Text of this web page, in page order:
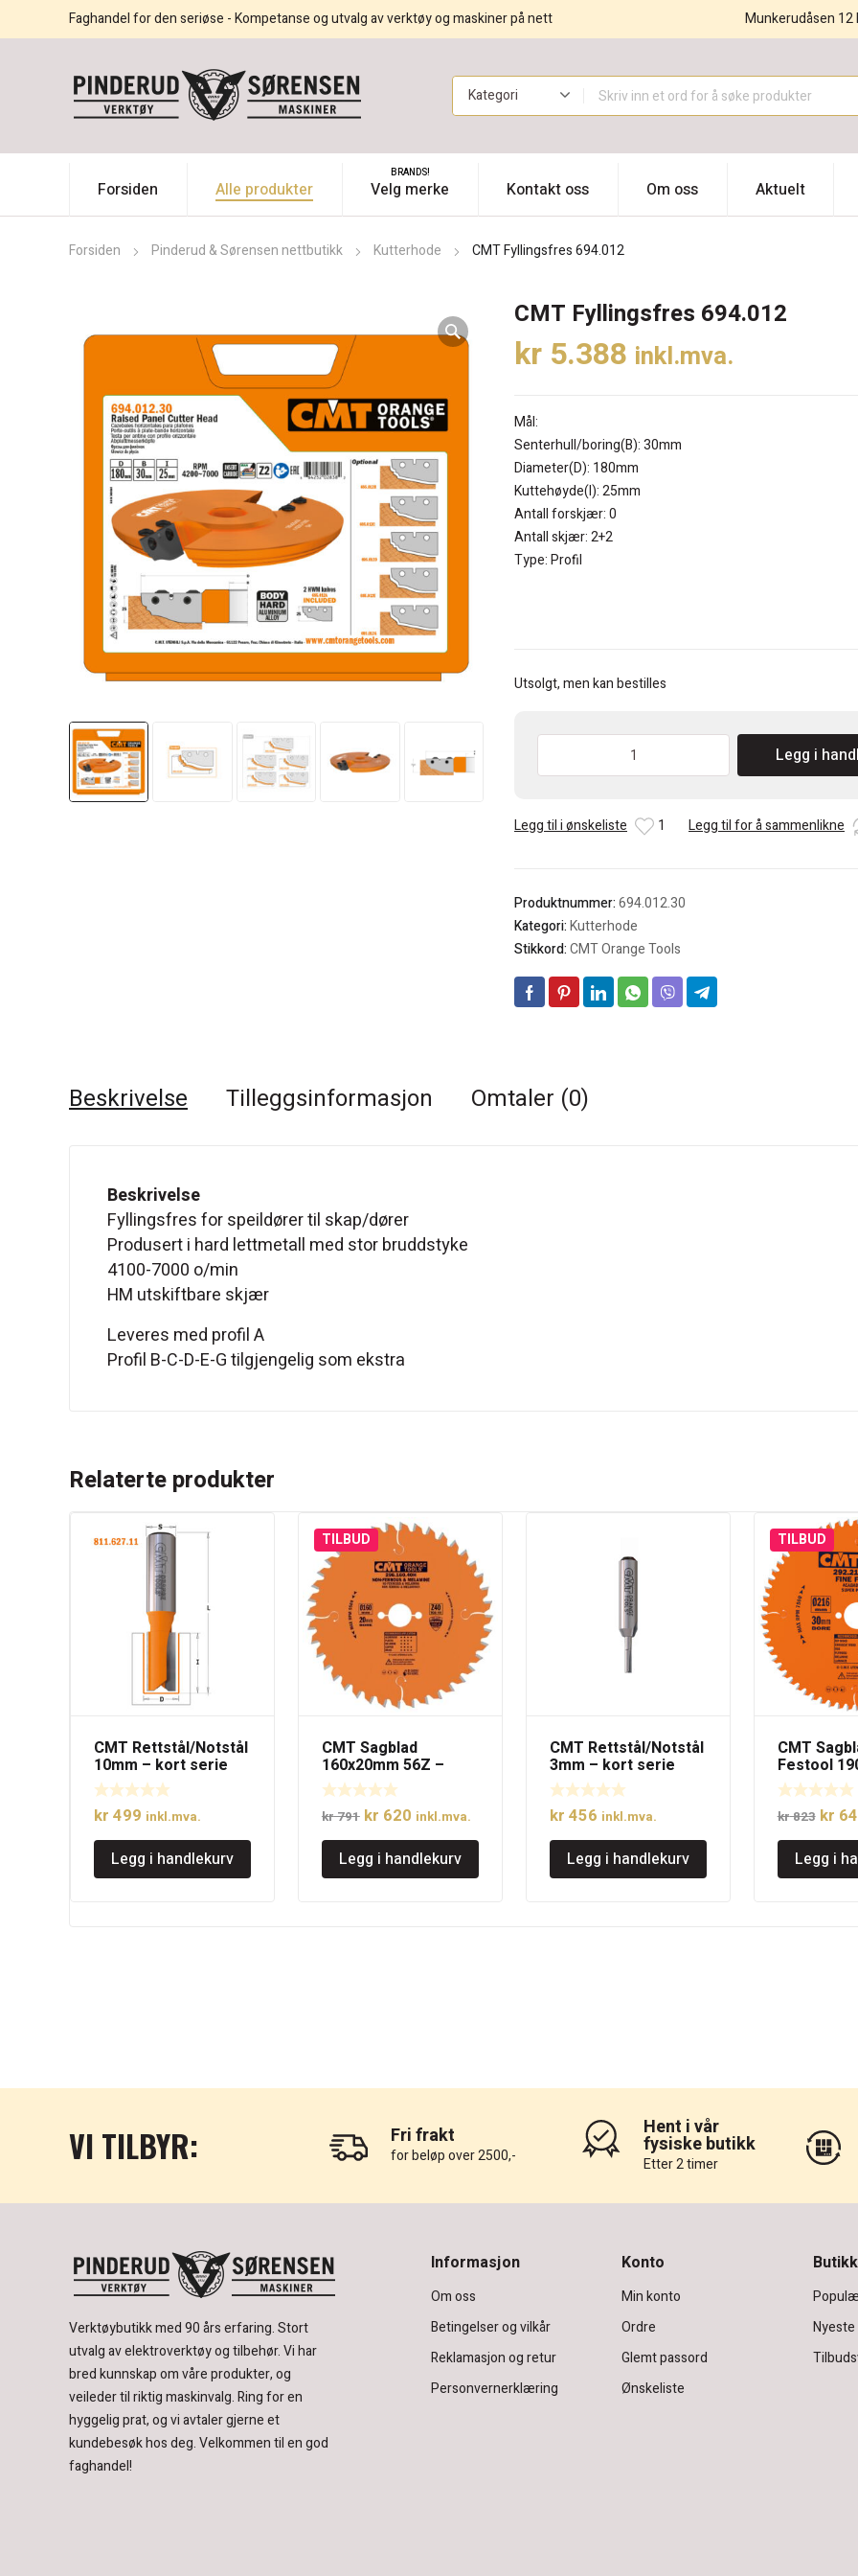
Faghandel for den seriøse - Kompetanse og utvalg av verktøy og maskiner på nett Munkerudåsen 12
Forsiden Alle produkter Velg merke
BRANDS!
Kontakt oss Om oss Aktuelt
Forsiden Pinderud & Sørensen nettbutikk Kutterhode CMT Fyllingsfres 694.012
CMT Fyllingsfres 694.012
kr 5.388 inkl.mva.
Mål:
Senterhull/boring(B): 30mm
Diameter(D): 180mm
Kuttehøyde(I): 25mm
Antall forskjær: 0
Antall skjær: 2+2
Type: Profil
Utsolgt, men kan bestilles
Legg i
Legg til i ønskeliste 1 Legg til for å sammenlikne
Produktnummer:694.012.30
Kategori:Kutterhode
Stikkord:CMT Orange Tools
Beskrivelse Tilleggsinformasjon Omtaler (0)
Beskrivelse
Fyllingsfres for speildører til skap/dører
Produsert i hard lettmetall med stor bruddstyke
4100-7000 o/min
HM utskiftbare skjær
Leveres med profil A
Profil B-C-D-E-G tilgjengelig som ekstra
Relaterte produkter
CMT Rettstål/Notstål
10mm – kort serie
kr 499 inkl.mva.
Legg i handlekurv
TILBUD
CMT Sagblad
160x20mm 56Z –
Egnet for FESTOOL®
kr791 Opprinnelig
pris
var:
kr 791.
kr 620Nåværende
pris
er:
kr 620.
inkl.mva.
Legg i handlekurv
CMT Rettstål/Notstål
3mm – kort serie
kr 456 inkl.mva.
Legg i handlekurv
TILBUD
CMT
Festool
48Z
kr823
pris
var:
kr
kr
Legg i
VI TILBYR: Fri frakt
for beløp over 2500,-
Hent i vår
fysiske butikk
Etter 2 timer
Verktøybutikk med 90 års erfaring.Stort
utvalg av elektroverktøy og tilbehør.Vi har
bred kunnskap om våre produkter, og
veileder til riktig maskinvalg. Ring for en
hyggelig prat, og vi avtaler gjerne et
kundebesøk hos deg.Velkommen til en god
faghandel!
Informasjon
Om oss
Betingelser og vilkår
Reklamasjon og retur
Personvernerklæring
Konto
Min konto
Ordre
Glemt passord
Ønskeliste
Butikk